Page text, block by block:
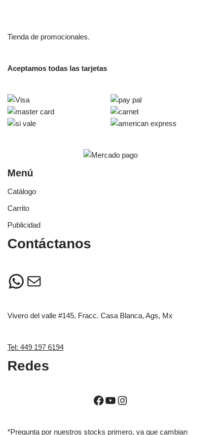
Tienda de promocionales.
Aceptamos todas las tarjetas
Menú
Catálogo
Carrito
Publicidad
Contáctanos
Vivero del valle #145, Fracc. Casa Blanca, Ags, Mx
Tel: 449 197 6194
Redes
*Pregunta por nuestros stocks primero, ya que cambian